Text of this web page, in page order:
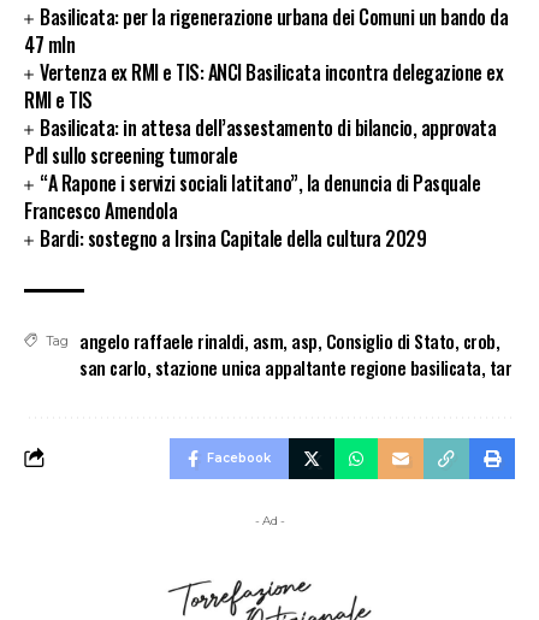
Basilicata: per la rigenerazione urbana dei Comuni un bando da
47 mln
Vertenza ex RMI e TIS: ANCI Basilicata incontra delegazione ex
RMI e TIS
Basilicata: in attesa dell’assestamento di bilancio, approvata
Pdl sullo screening tumorale
“A Rapone i servizi sociali latitano”, la denuncia di Pasquale
Francesco Amendola
Bardi: sostegno a Irsina Capitale della cultura 2029
Tag angelo raffaele rinaldi, asm, asp, Consiglio di Stato, crob,
san carlo, stazione unica appaltante regione basilicata, tar
Facebook
- Ad -